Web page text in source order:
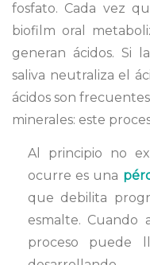
fosfato. Cada vez
biofilm oral
generan ácidos. Si
saliva neutraliza el
ácidos son
minerales: este
Al principio no
ocurre es una
que debilita
esmalte. Cuando
proceso puede